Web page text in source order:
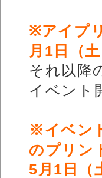
※アイプ
月1日（
それ以降
イベント
※イベン
のプリン
5月1日（